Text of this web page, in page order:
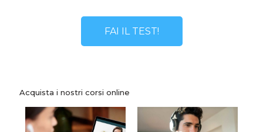
FAI IL TEST!
Acquista i nostri corsi online